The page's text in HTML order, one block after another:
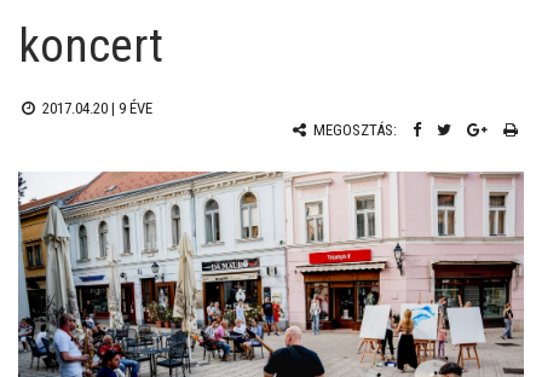
koncert
2017.04.20 | 9 ÉVE
MEGOSZTÁS: